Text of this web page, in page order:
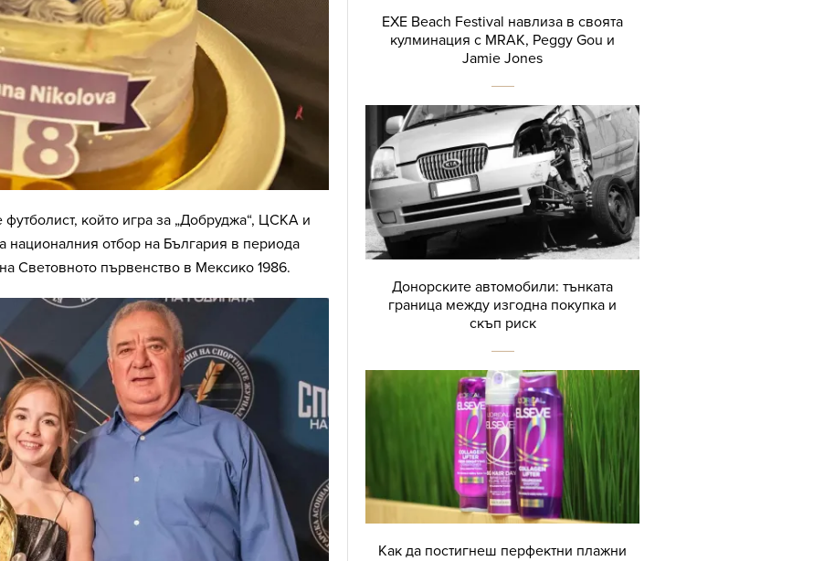
който игра за „Добруджа“, ЦСКА и
националния отбор на България в периода
Световното първенство в Мексико 1986.
EXE Beach Festival навлиза в своята
кулминация с MRAK, Peggy Gou и
Jamie Jones
Донорските автомобили: тънката
граница между изгодна покупка и
скъп риск
Как да постигнеш перфектни плажни